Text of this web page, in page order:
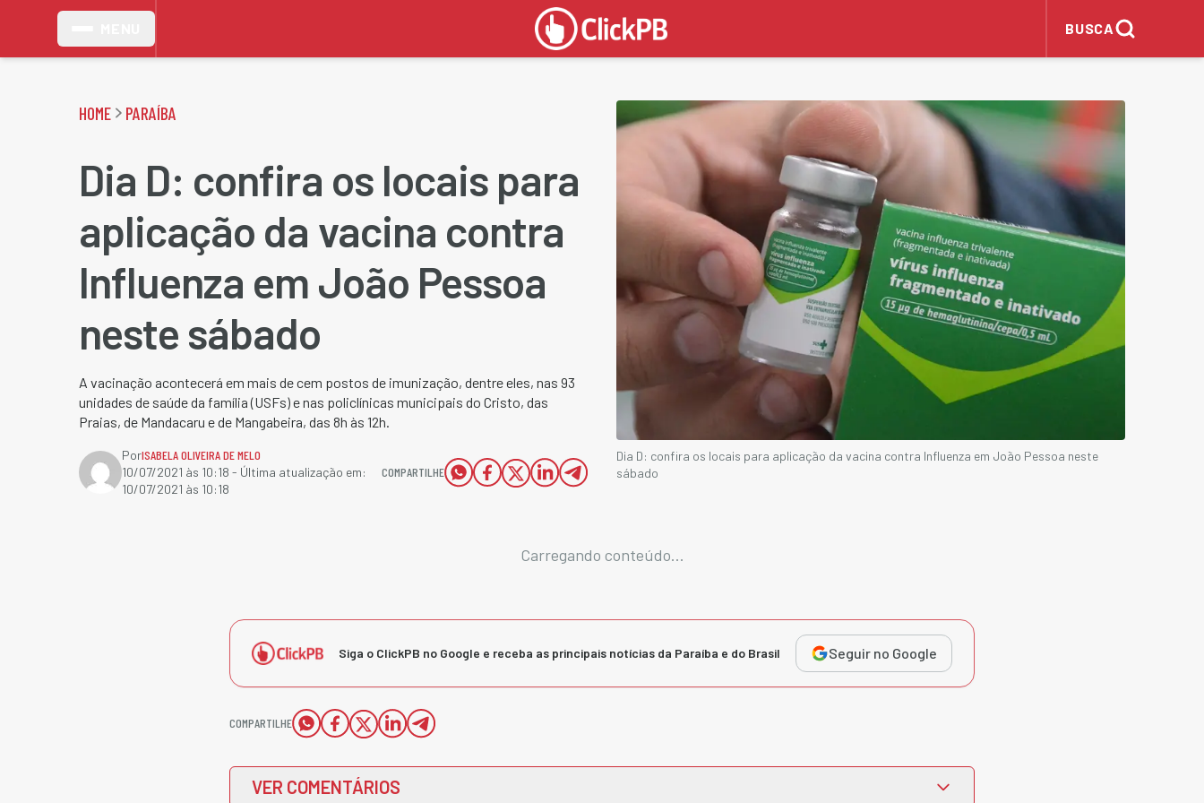
BUSCA
HOME PARAÍBA
Dia D: confira os locais para
aplicação da vacina contra
Influenza em João Pessoa
neste sábado
A vacinação acontecerá em mais de cem postos de imunização, dentre eles, nas 93
unidades de saúde da família (USFs) e nas policlínicas municipais do Cristo, das
Praias, de Mandacaru e de Mangabeira, das 8h às 12h.
PorISABELA OLIVEIRA DE MELO
10/07/2021 às 10:18 - Última atualização em:
10/07/2021 às 10:18
COMPARTILHE
Dia D: confira os locais para aplicação da vacina contra Influenza em João Pessoa neste
sábado
Carregando conteúdo...
Siga o ClickPB no Google e receba as principais notícias da Paraíba e do Brasil Seguir no Google
COMPARTILHE
VER COMENTÁRIOS